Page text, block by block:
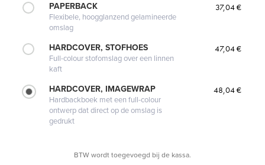
PAPERBACK
Flexibele, hoogglanzend gelamineerde
omslag
37,04 €
HARDCOVER, STOFHOES
Full-colour stofomslag over een linnen
kaft
47,04 €
HARDCOVER, IMAGEWRAP
Hardbackboek met een full-colour
ontwerp dat direct op de omslag is
gedrukt
48,04 €
BTW wordt toegevoegd bij de kassa.